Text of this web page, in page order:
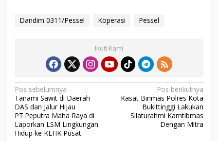
e
k
ittat
A
p
p
e
a
m
ai ar
Dandim 0311/Pessel Koperasi Pessel
Ikuti Kami
N
a
v
i
Pos sebelumnya
Tanami Sawit di Daerah
DAS dan Jalur Hijau
PT.Peputra Maha Raya di
Laporkan LSM Lingkungan
Hidup ke KLHK Pusat
Pos berikutnya
Kasat Binmas Polres Kota
Bukittinggi Lakukan
Silaturahmi Kamtibmas
Dengan Mitra